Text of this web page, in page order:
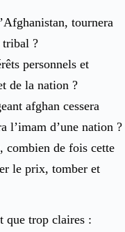
tournera
tribal ?
personnels et
de la nation ?
afghan cessera
l’imam d’une nation ?
combien de fois cette
le prix, tomber et
que trop claires :